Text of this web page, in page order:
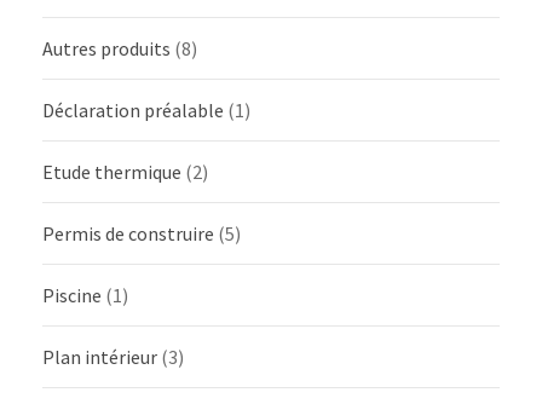
Autres produits (8)
Déclaration préalable (1)
Etude thermique (2)
Permis de construire (5)
Piscine (1)
Plan intérieur (3)